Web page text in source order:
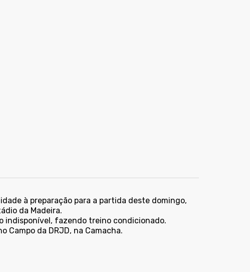
à preparação para a partida deste domingo,
da Madeira.
indisponível, fazendo treino condicionado.
Campo da DRJD, na Camacha.